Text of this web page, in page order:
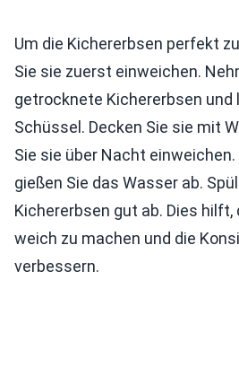
Um die Kichererbsen perfekt
Sie sie zuerst einweichen.
getrocknete Kichererbsen und
Schüssel. Decken Sie sie mit
Sie sie über Nacht
gießen Sie das Wasser ab.
Kichererbsen gut ab. Dies hilft,
weich zu machen und die
verbessern.